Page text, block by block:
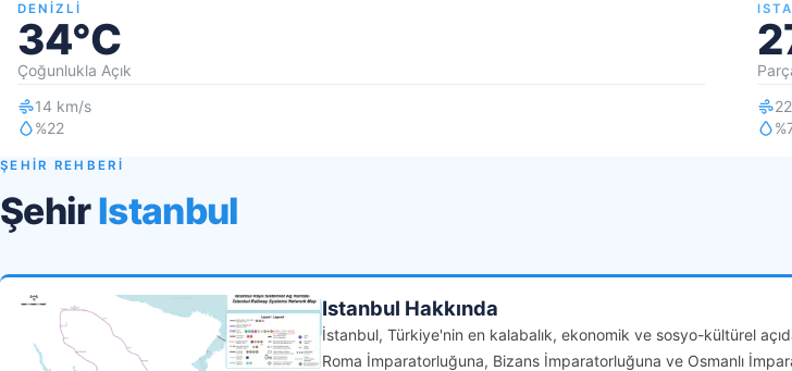
DENIZLI
34°C
Çoğunlukla Açık
14 km/s
%22
ŞEHİR REHBERİ
ŞehirIstanbul
Istanbul Hakkında
İstanbul, Türkiye'nin en kalabalık, ekonomik ve sosyo-kültürel
Roma İmparatorluğuna, Bizans İmparatorluğuna ve Osmanlı